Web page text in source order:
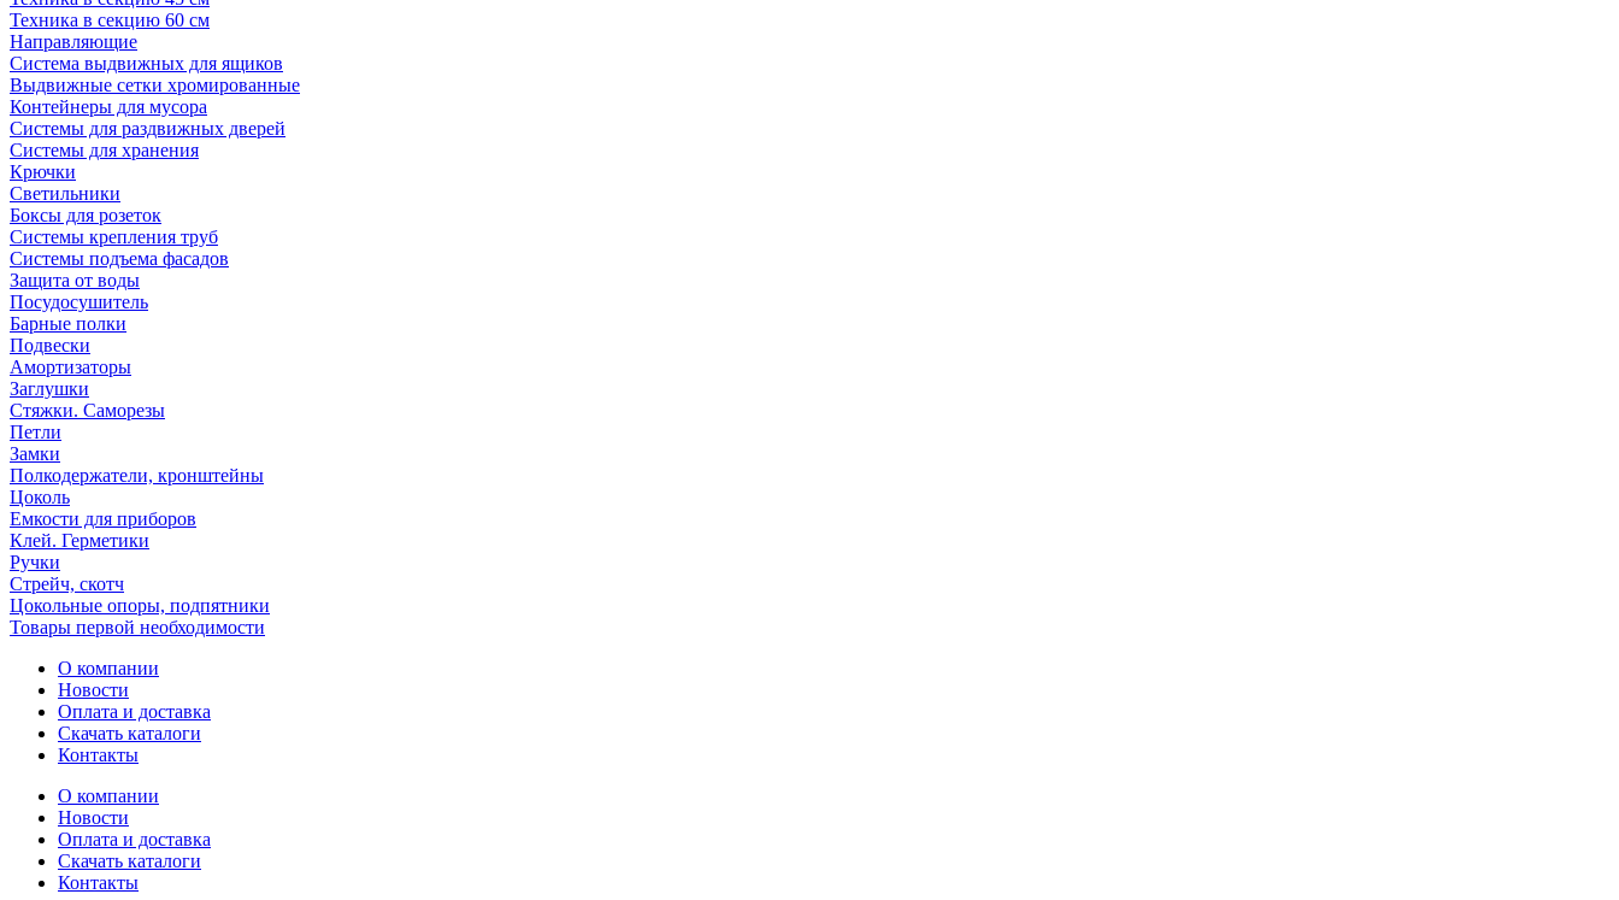
Техника в секцию 60 см
Направляющие
Система выдвижных для ящиков
Выдвижные сетки хромированные
Контейнеры для мусора
Системы для раздвижных дверей
Системы для хранения
Крючки
Светильники
Боксы для розеток
Системы крепления труб
Системы подъема фасадов
Защита от воды
Посудосушитель
Барные полки
Подвески
Амортизаторы
Заглушки
Стяжки. Саморезы
Петли
Замки
Полкодержатели, кронштейны
Цоколь
Емкости для приборов
Клей. Герметики
Ручки
Стрейч, скотч
Цокольные опоры, подпятники
Товары первой необходимости
О компании
Новости
Оплата и доставка
Скачать каталоги
Контакты
О компании
Новости
Оплата и доставка
Скачать каталоги
Контакты